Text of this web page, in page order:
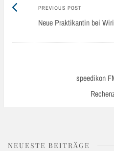
Post
navigation
PREVIOUS POSTPrevious
post:
Neue Praktikantin bei
speedikon
NEUESTE BEITRÄGE